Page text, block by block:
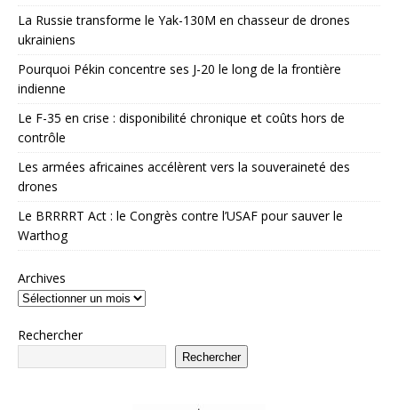
La Russie transforme le Yak-130M en chasseur de drones
ukrainiens
Pourquoi Pékin concentre ses J-20 le long de la frontière
indienne
Le F-35 en crise : disponibilité chronique et coûts hors de
contrôle
Les armées africaines accélèrent vers la souveraineté des
drones
Le BRRRRT Act : le Congrès contre l’USAF pour sauver le
Warthog
Archives
Rechercher
Rechercher